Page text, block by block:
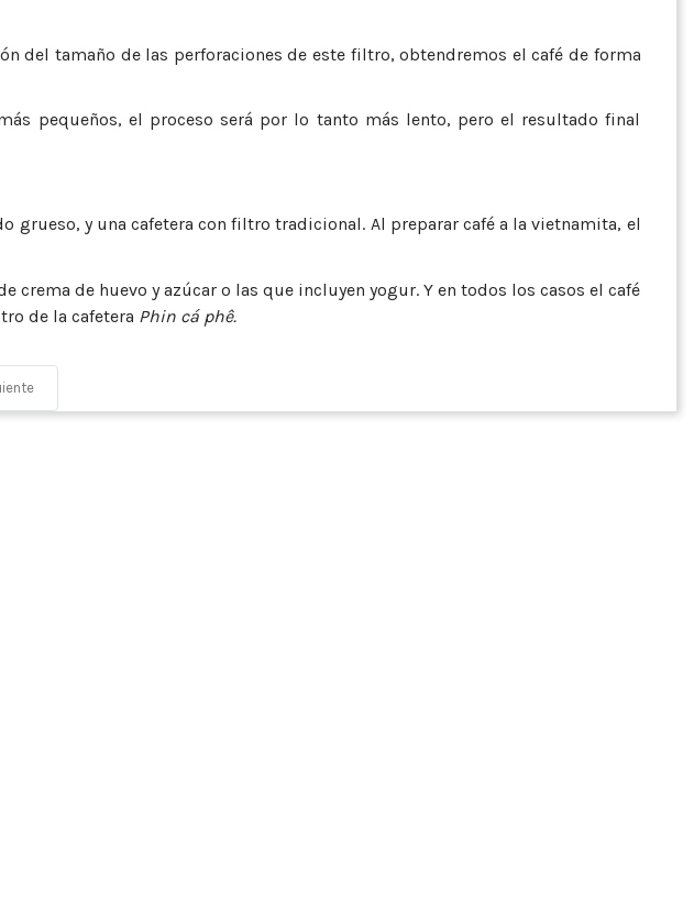
del tamaño de las perforaciones de este filtro, obtendremos el café de forma
pequeños, el proceso será por lo tanto más lento, pero el resultado final
y una cafetera con filtro tradicional. Al preparar café a la vietnamita, el
de huevo y azúcar o las que incluyen yogur. Y en todos los casos el café
de la cafetera Phin cá phê.